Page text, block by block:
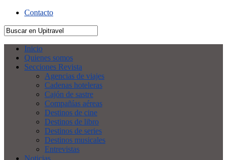
Contacto
Inicio
Quienes somos
Secciones Revista
Agencias de viajes
Cadenas hoteleras
Cajón de sastre
Compañías aéreas
Destinos de cine
Destinos de libro
Destinos de series
Destinos musicales
Entrevistas
Noticias